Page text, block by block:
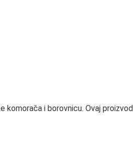
komorača i borovnicu. Ovaj